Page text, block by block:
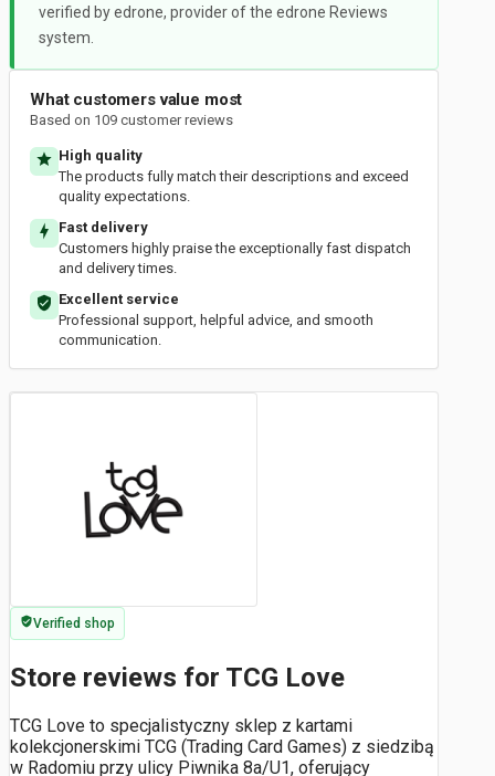
verified by edrone, provider of the edrone Reviews
system.
What customers value most
Based on 109 customer reviews
High quality
The products fully match their descriptions and exceed
quality expectations.
Fast delivery
Customers highly praise the exceptionally fast dispatch
and delivery times.
Excellent service
Professional support, helpful advice, and smooth
communication.
Verified shop
Store reviews for TCG Love
TCG Love to specjalistyczny sklep z kartami
kolekcjonerskimi TCG (Trading Card Games) z siedzibą
w Radomiu przy ulicy Piwnika 8a/U1, oferujący